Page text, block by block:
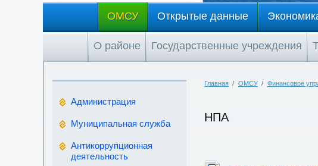
ОМСУ Открытые данные
О районе Государственные учреждения
Администрация
Муниципальная служба
Антикоррупционная
деятельность
Главная / ОМСУ / Финансовое
НПА